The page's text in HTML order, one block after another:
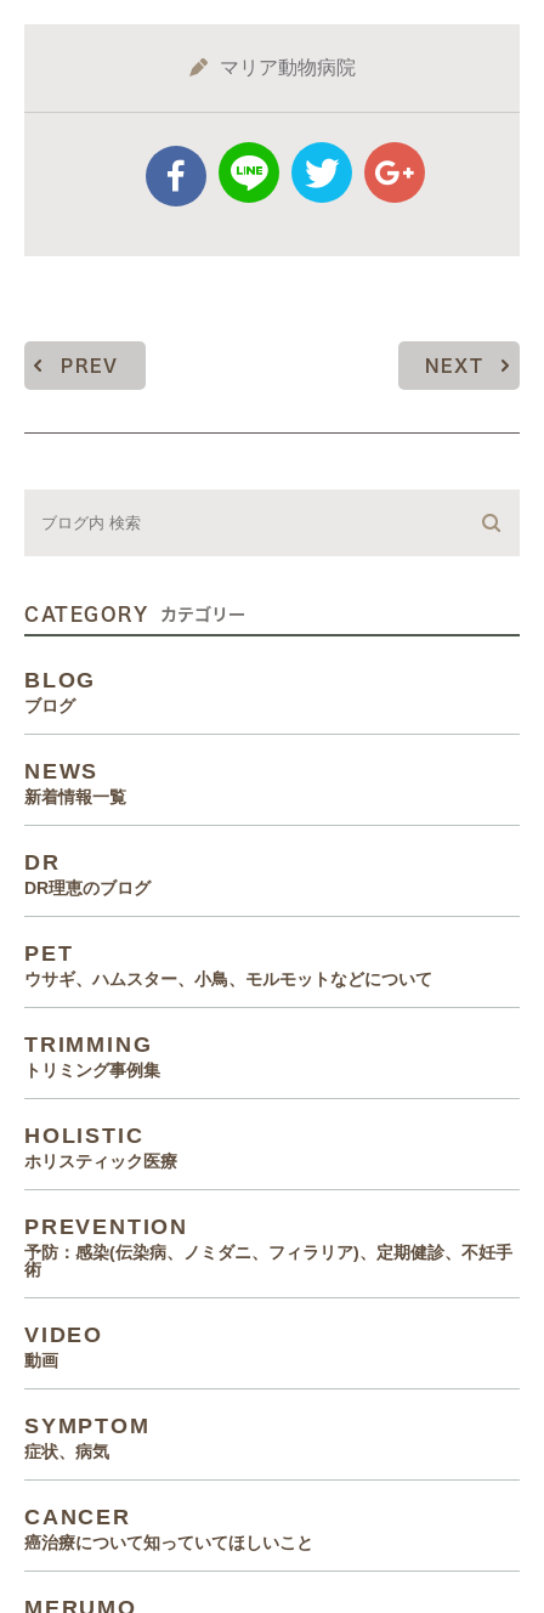
マリア動物病院
PREV NEXT
CATEGORY カテゴリー
BLOG
ブログ
NEWS
新着情報一覧
DR
DR理恵のブログ
PET
ウサギ、ハムスター、小鳥、モルモットなどについて
TRIMMING
トリミング事例集
HOLISTIC
ホリスティック医療
PREVENTION
予防：感染(伝染病、ノミダニ、フィラリア)、定期健診、不妊手
術
VIDEO
動画
SYMPTOM
症状、病気
CANCER
癌治療について知っていてほしいこと
MERUMO